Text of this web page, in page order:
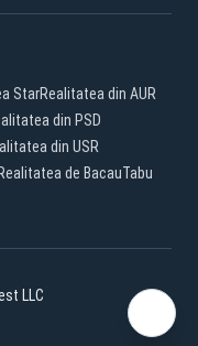
StarRealitatea din AUR
din PSD
din USR
Realitatea de BacauTabu
LLC